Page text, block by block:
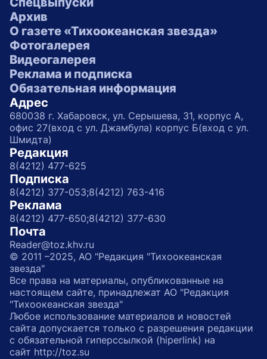
Архив
О газете «Тихоокеанская звезда»
Фотогалерея
Видеогалерея
Реклама и подписка
Обязательная информация
Адрес
680038 г. Хабаровск, ул. Серышева, 31, корпус А,
офис 27(вход с ул. Джамбула) корпус Б(вход с ул.
Шмидта)
Редакция
8(4212) 477-625
Подписка
8(4212) 377-053;8(4212) 763-416
Реклама
8(4212) 477-650;8(4212) 377-630
Почта
Reader@toz.khv.ru
© 2011 –2025, АО "Редакция "Тихоокеанская
звезда"
Все права на материалы, опубликованные на
настоящем сайте, принадлежат АО "Редакция
"Тихоокеанская звезда"
Любое использование материалов и новостей
сайта допускается только с разрешения редакции
с обязательной гиперссылкой (hiperlink) на
сайт http://toz.su